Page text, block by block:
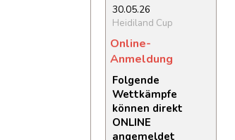
30.05.26
Heidiland Cup
Online-
Anmeldung
Folgende
Wettkämpfe
können direkt
ONLINE
angemeldet